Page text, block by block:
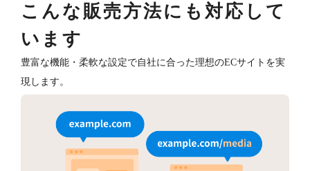
こんな販売方法にも対応して
います
豊富な機能・柔軟な設定で自社に合った理想のECサイトを実
現します。